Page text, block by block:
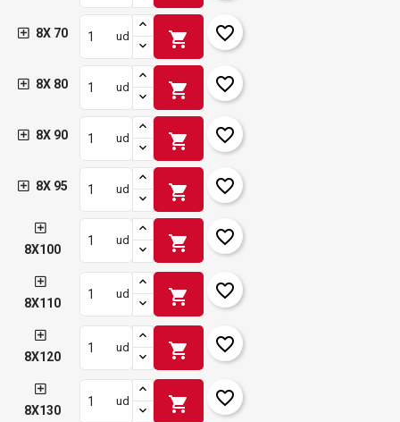
8X 70 ud shopping_cart favorite_border
8X 80 ud shopping_cart favorite_border
8X 90 ud shopping_cart favorite_border
8X 95 ud shopping_cart favorite_border
8X100
ud shopping_cart favorite_border
8X110
ud shopping_cart favorite_border
8X120
ud shopping_cart favorite_border
8X130
ud shopping_cart favorite_border